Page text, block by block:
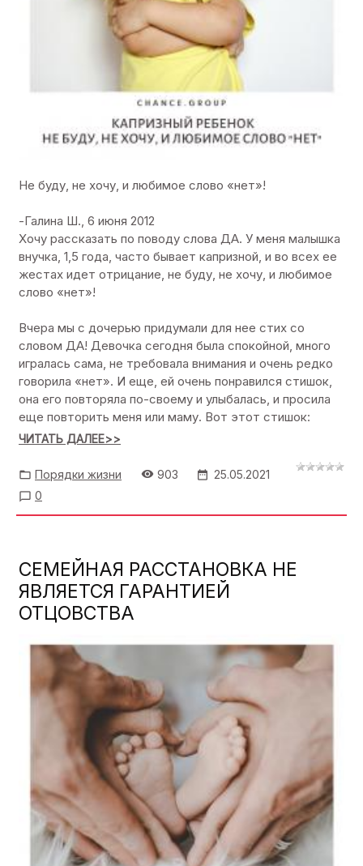
Не буду, не хочу, и любимое слово «нет»!
-Галина Ш., 6 июня 2012
Хочу рассказать по поводу слова ДА. У меня малышка
внучка, 1,5 года, часто бывает капризной, и во всех ее
жестах идет отрицание, не буду, не хочу, и любимое
слово «нет»!
Вчера мы с дочерью придумали для нее стих со
словом ДА! Девочка сегодня была спокойной, много
игралась сама, не требовала внимания и очень редко
говорила «нет». И еще, ей очень понравился стишок,
она его повторяла по-своему и улыбалась, и просила
еще повторить меня или маму. Вот этот стишок:
ЧИТАТЬ ДАЛЕЕ>>
Порядки жизни 903
25.05.2021
0
СЕМЕЙНАЯ РАССТАНОВКА НЕ
ЯВЛЯЕТСЯ ГАРАНТИЕЙ
ОТЦОВСТВА